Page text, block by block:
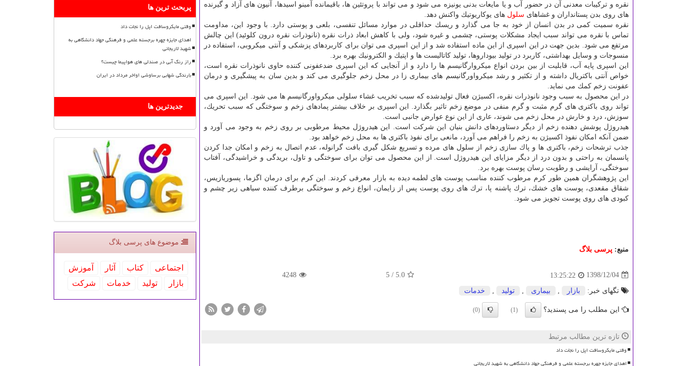
نقره و تركیبات معدنی آن در حضور آب و یا مایعات بدنی یونیزه می شود و می تواند با پروتئین ها، باقیمانده آمینو اسیدها، آنیون های آزاد و گیرنده
های روی بدن پستانداران و غشاهای سلول های یوكاریوتیك واكنش دهد.
نقره سمیت كمی در بدن انسان از خود به جا می گذارد و ریسك حداقلی در موارد مسائل تنفسی، بلعی و پوستی دارد. با وجود این، مداومت
تماس با نقره می تواند سبب ایجاد مشكلات پوستی، چشمی و غیره شود، ولی با كاهش ابعاد ذرات نقره (نانوذرات نقره درون كلوئید) این چالش
مرتفع می شود. بدین جهت در این اسپری از این ماده استفاده شد و از این اسپری می توان برای كاربردهای پزشكی و آنتی میكروبی، استفاده در
منسوجات و وسایل بهداشتی، كاربرد در تولید بیوداروها، تولید كاتالیست ها و اپتیك و الكترونیك بهره برد.
این اسپری پایه آب، قابلیت از بین بردن انواع میكروارگانیسم ها را دارد و از آنجایی كه این اسپری ضدعفونی كننده حاوی نانوذرات نقره است،
خواص آنتی باكتریال داشته و از تكثیر و رشد میكرواورگانیسم های بیماری زا در محل زخم جلوگیری می كند و بدین سان به پیشگیری و درمان
عفونت زخم كمك می نماید.
در این محصول به سبب وجود نانوذرات نقره، اكسیژن فعال تولیدشده كه سبب تخریب غشاء سلولی میكرواورگانیسم ها می شود. این اسپری می
تواند روی باكتری های گرم مثبت و گرم منفی در موضع زخم تاثیر بگذارد. این اسپری بر خلاف بیشتر پمادهای زخم و سوختگی كه سبب تحریك،
سوزش، درد و خارش در محل زخم می شوند، عاری از این نوع عوارض جانبی است.
هیدروژل پوشش دهنده زخم از دیگر دستاوردهای دانش بنیان این شركت است. این هیدروژل محیط مرطوبی بر روی زخم به وجود می آورد و
ضمن آنكه امكان نفوذ اكسیژن به زخم را فراهم می آورد، مانعی برای نفوذ باكتری ها به محل زخم خواهد بود.
جذب ترشحات زخم، باكتری ها و پاك سازی زخم از سلول های مرده و تسریع شكل گیری بافت گرانوله، عدم اتصال به زخم و امكان جدا كردن
پانسمان به راحتی و بدون درد از دیگر مزایای این هیدروژل است. از این محصول می توان برای سوختگی و تاول، بریدگی و خراشیدگی، آفتاب
سوختگی، آرایشی و رطوبت رسان پوست بهره برد.
این پژوهشگران همین طور كرم مرطوب كننده مناسب پوست های لطمه دیده به بازار معرفی كردند. این كرم برای درمان اگزما، پسوریازیس،
شقاق مقعدی، پوست های خشك، ترك پاشنه پا، ترك های روی پوست پس از زایمان، انواع زخم و سوختگی برطرف كننده سیاهی زیر چشم و
كبودی های روی پوست تجویز می شود.
منبع: پرسی بلاگ
1398/12/04
13:25:22
5.0
/ 5
4248
تگهای خبر: بازار بیماری تولید خدمات
این مطلب را می پسندید؟ (1)
(0)
تازه ترین مطالب مرتبط
وقتی مایکروسافت اپل را نجات داد
اهدای جایزه چهره برجسته علمی و فرهنگی جهاد دانشگاهی به شهید لاریجانی
پربحث ترین ها
وقتی مایکروسافت اپل را نجات داد
اهدای جایزه چهره برجسته علمی و فرهنگی جهاد دانشگاهی به
شهید لاریجانی
راز رنگ آبی در صندلی های هواپیما چیست؟
بارندگی شهابی برساوشی اواخر مرداد در ایران
جدیدترین ها
موضوع های پرسی بلاگ
اجتماعی كتاب آثار
آموزش
بازار
تولید خدمات شركت